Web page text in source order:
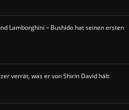
Lamborghini – Bushido hat seinen ersten
verrät, was er von Shirin David hält